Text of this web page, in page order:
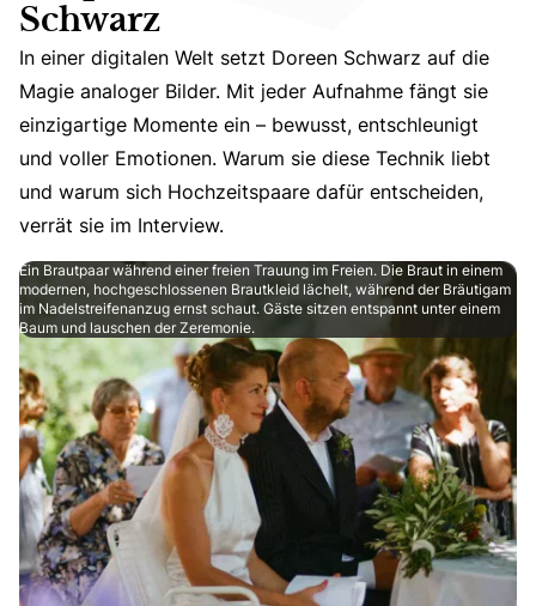
Schwarz
In einer digitalen Welt setzt Doreen Schwarz auf die
In einer digitalen Welt setzt Doreen Schwarz auf die
Magie analoger Bilder. Mit jeder Aufnahme fängt sie
einzigartige Momente ein – bewusst, entschleunigt
und voller Emotionen. Warum sie diese Technik liebt
und warum sich Hochzeitspaare dafür entscheiden,
verrät sie im Interview.
Ein Brautpaar während einer freien Trauung im Freien. Die Braut in einem
modernen, hochgeschlossenen Brautkleid lächelt, während der Bräutigam
im Nadelstreifenanzug ernst schaut. Gäste sitzen entspannt unter einem
Baum und lauschen der Zeremonie.